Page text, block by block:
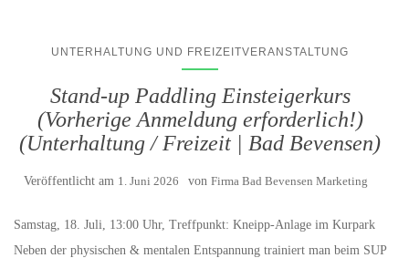
UNTERHALTUNG UND FREIZEITVERANSTALTUNG
Stand-up Paddling Einsteigerkurs
(Vorherige Anmeldung erforderlich!)
(Unterhaltung / Freizeit | Bad Bevensen)
Veröffentlicht am 1. Juni 2026 von Firma Bad Bevensen Marketing
Samstag, 18. Juli, 13:00 Uhr, Treffpunkt: Kneipp-Anlage im Kurpark
Neben der physischen & mentalen Entspannung trainiert man beim SUP